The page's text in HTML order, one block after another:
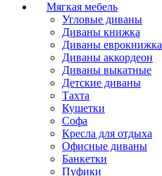
Мягкая мебель
Угловые диваны
Диваны книжка
Диваны еврокнижка
Диваны аккордеон
Диваны выкатные
Детские диваны
Тахта
Кушетки
Софа
Кресла для отдыха
Офисные диваны
Банкетки
Пуфики